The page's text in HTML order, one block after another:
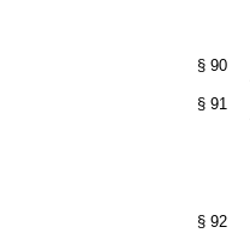
§ 90
§ 91
§ 92